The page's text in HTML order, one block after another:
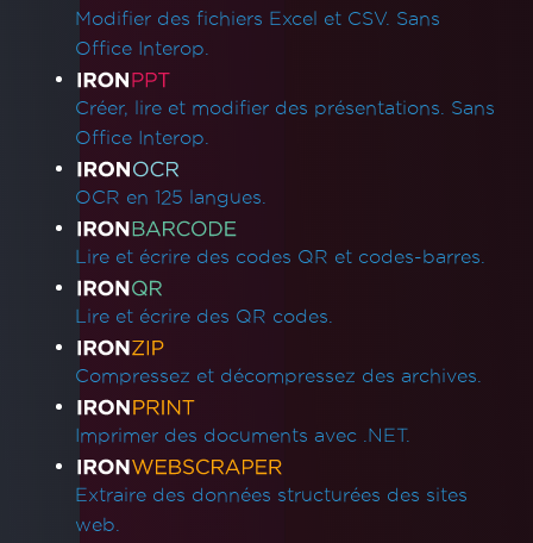
Résolution des erreurs de pipeline Azure lors
du déploiement d'une fonction Azure
Services d'application Linux Azure avec
WEBSITE_RUN_FROM_PACKAGE
Dépannage du déploiement pour Azure
Linux App Service
Azure App Service (Debian 10 Buster) -
Dépendances de packages manquantes
Dépannage du déploiement pour IronPdf
sur Debian 10 (Buster)
IronPDF Azure/Linux Ubuntu 24.04
Problème de dépendance (.NET 9/.NET 10)
Résolution de la dépendance manquante
libjpeg8 sur Debian 12
Échec de la construction Docker en raison
de xorg-x11-utils sur Amazon Linux 2023
Déploiement Google Cloud Run
Modifier des fichiers Excel et CSV. Sans
Office Interop.
Créer, lire et modifier des présentations. Sans
Office Interop.
OCR en 125 langues.
Lire et écrire des codes QR et codes-barres.
Lire et écrire des QR codes.
Compressez et décompressez des archives.
Imprimer des documents avec .NET.
Extraire des données structurées des sites
web.